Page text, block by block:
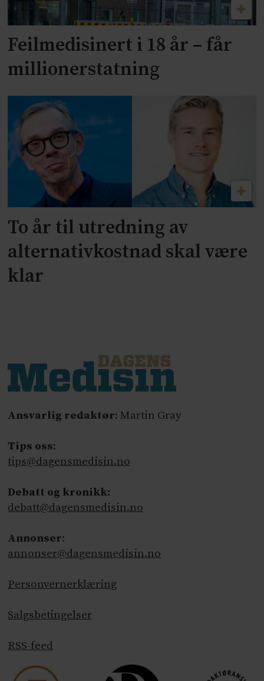
Feilmedisinert i 18 år – får
millionerstatning
To år til utredning av
alternativkostnad skal være
klar
Ansvarlig redaktør: Martin Gray
Tips oss:
tips@dagensmedisin.no
Debatt og kronikk:
debatt@dagensmedisin.no
Annonser:
annonser@dagensmedisin.no
Personvernerklæring
Salgsbetingelser
RSS-feed